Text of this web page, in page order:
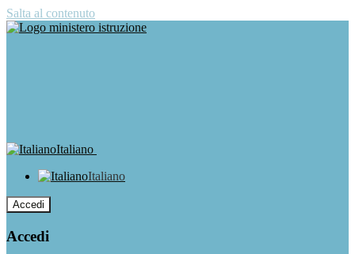
Salta al contenuto
Italiano
Italiano
Accedi
Accedi